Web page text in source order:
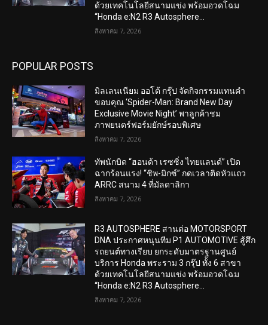
ด้วยเทคโนโลยีสนามแข่ง พร้อมอวดโฉม
“Honda e:N2 R3 Autosphere...
สิงหาคม 7, 2026
POPULAR POSTS
มิลเลนเนียม ออโต้ กรุ๊ป จัดกิจกรรมแทนคำ
ขอบคุณ ‘Spider-Man: Brand New Day
Exclusive Movie Night’ พาลูกค้าชม
ภาพยนตร์ฟอร์มยักษ์รอบพิเศษ
สิงหาคม 7, 2026
ทัพนักบิด “ฮอนด้า เรซซิ่ง ไทยแลนด์” เปิด
ฉากร้อนแรง! “ชิพ-มิกซ์” กดเวลาติดหัวแถว
ARRC สนาม 4 ที่มัลดาลิกา
สิงหาคม 7, 2026
R3 AUTOSPHERE สานต่อ MOTORSPORT
DNA ประกาศหนุนทีม P1 AUTOMOTIVE สู้ศึก
รถยนต์ทางเรียบ ยกระดับมาตรฐานศูนย์
บริการ Honda พระราม 3 กรุ๊ป ทั้ง 6 สาขา
ด้วยเทคโนโลยีสนามแข่ง พร้อมอวดโฉม
“Honda e:N2 R3 Autosphere...
สิงหาคม 7, 2026